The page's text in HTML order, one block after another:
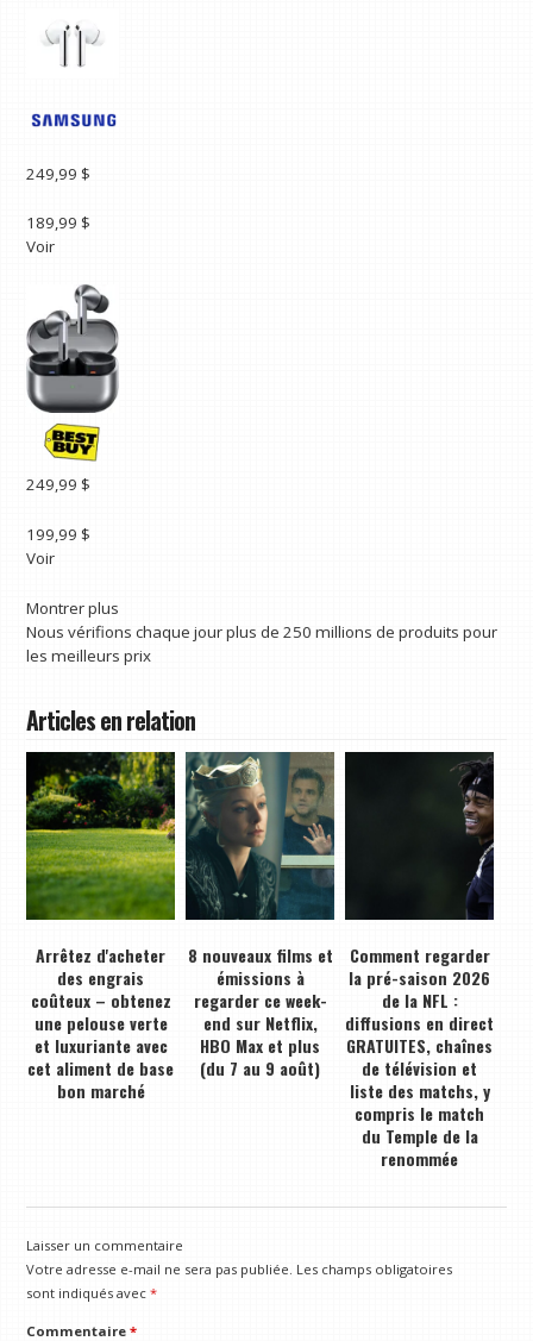
249,99 $
189,99 $
Voir
249,99 $
199,99 $
Voir
Montrer plus
Nous vérifions chaque jour plus de 250 millions de produits pour
les meilleurs prix
Articles en relation
Arrêtez d'acheter
des engrais
coûteux – obtenez
une pelouse verte
et luxuriante avec
cet aliment de base
bon marché
8 nouveaux films et
émissions à
regarder ce week-
end sur Netflix,
HBO Max et plus
(du 7 au 9 août)
Comment regarder
la pré-saison 2026
de la NFL :
diffusions en direct
GRATUITES, chaînes
de télévision et
liste des matchs, y
compris le match
du Temple de la
renommée
Laisser un commentaire
Votre adresse e-mail ne sera pas publiée. Les champs obligatoires
sont indiqués avec*
Commentaire*